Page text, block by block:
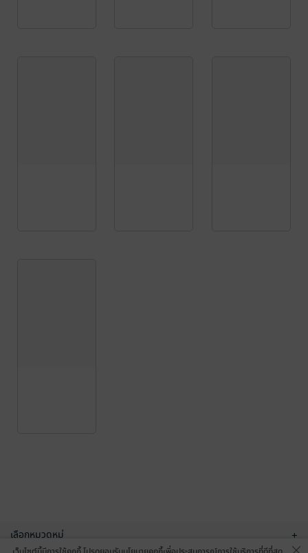
เลือกหมวดหมู่ +